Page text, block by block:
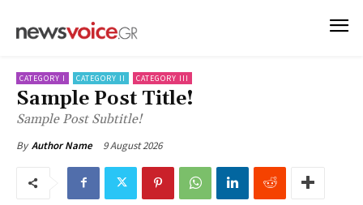
CATEGORY I CATEGORY II CATEGORY III
Sample Post Title!
Sample Post Subtitle!
By Author Name 9 August 2026